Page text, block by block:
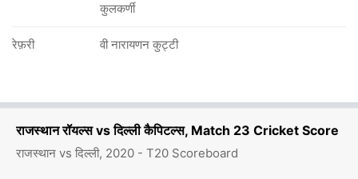
राजस्थान रॉयल्स vs दिल्ली कैपिटल्स, Match 23 Cricket Score
राजस्थान vs दिल्ली, 2020 - T20 Scoreboard
कुलकर्णी
रेफ़री वी नारायणन कुट्टी